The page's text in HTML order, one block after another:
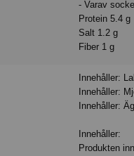
- Varav
Protein 5.4 g
Salt 1.2 g
Fiber 1 g
Innehåller:
Innehåller:
Innehåller:
Innehåller:
Produkten